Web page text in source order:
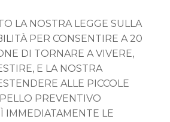
LA NOSTRA LEGGE SULLA
PER CONSENTIRE A 20
DI TORNARE A VIVERE,
E LA NOSTRA
ALLE PICCOLE
PREVENTIVO
IMMEDIATAMENTE LE